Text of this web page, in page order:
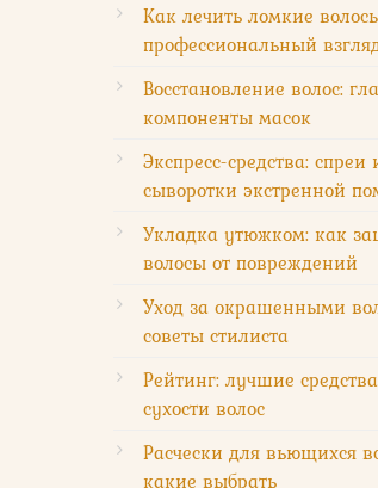
Как лечить ломкие
профессиональный
Восстановление волос:
компоненты масок
Экспресс-средства: спреи
сыворотки экстренной
Укладка утюжком: как
волосы от повреждений
Уход за окрашенными
советы стилиста
Рейтинг: лучшие
сухости волос
Расчески для вьющихся
какие выбрать